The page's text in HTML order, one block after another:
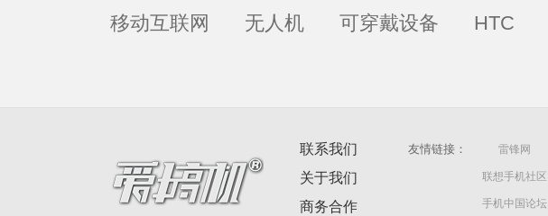
移动互联网 无人机 可穿戴设备 HTC
联系我们
关于我们
商务合作
友情链接： 雷锋网
联想手机社区
手机中国论坛